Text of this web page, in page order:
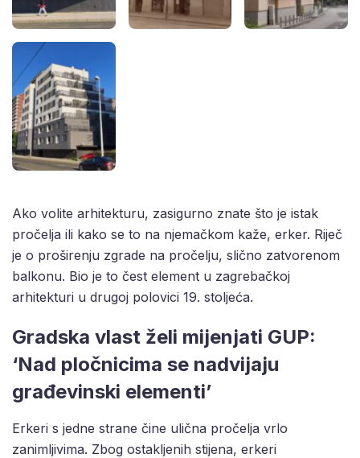
Ako volite arhitekturu, zasigurno znate što je istak
pročelja ili kako se to na njemačkom kaže, erker. Riječ
je o proširenju zgrade na pročelju, slično zatvorenom
balkonu. Bio je to čest element u zagrebačkoj
arhitekturi u drugoj polovici 19. stoljeća.
Gradska vlast želi mijenjati GUP:
‘Nad pločnicima se nadvijaju
građevinski elementi’
Erkeri s jedne strane čine ulična pročelja vrlo
zanimljivima. Zbog ostakljenih stijena, erkeri